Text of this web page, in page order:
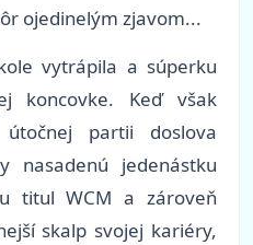
ojedinelým zjavom...
vytrápila a súperku
koncovke. Keď však
partii doslova
nasadenú jedenástku
titul WCM a zároveň
skalp svojej kariéry,